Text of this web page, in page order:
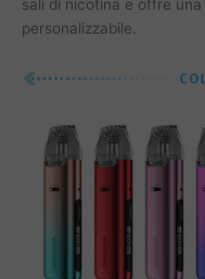
sali di nicotina e offre
personalizzabile.